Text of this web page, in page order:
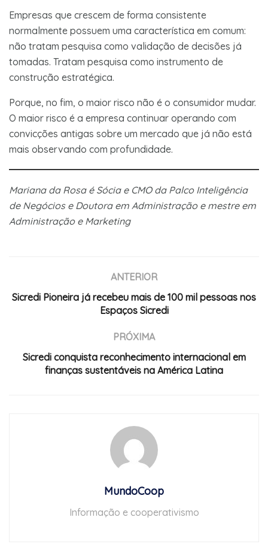
Empresas que crescem de forma consistente
normalmente possuem uma característica em comum:
não tratam pesquisa como validação de decisões já
tomadas. Tratam pesquisa como instrumento de
construção estratégica.
Porque, no fim, o maior risco não é o consumidor mudar.
O maior risco é a empresa continuar operando com
convicções antigas sobre um mercado que já não está
mais observando com profundidade.
Mariana da Rosa é Sócia e CMO da Palco Inteligência
de Negócios e Doutora em Administração e mestre em
Administração e Marketing
ANTERIOR
Sicredi Pioneira já recebeu mais de 100 mil pessoas nos
Espaços Sicredi
PRÓXIMA
Sicredi conquista reconhecimento internacional em
finanças sustentáveis na América Latina
MundoCoop
Informação e cooperativismo